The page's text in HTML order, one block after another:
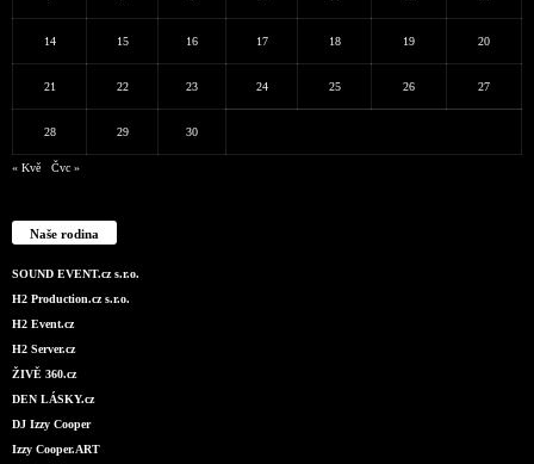
14 15 16 17 18 19 20
21 22 23 24 25 26 27
28 29 30
« Kvě Čvc »
Naše rodina
SOUND EVENT.cz s.r.o.
H2 Production.cz s.r.o.
H2 Event.cz
H2 Server.cz
ŽIVĚ 360.cz
DEN LÁSKY.cz
DJ Izzy Cooper
Izzy Cooper.ART